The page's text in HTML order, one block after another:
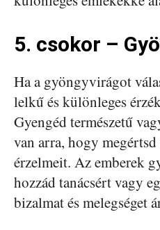
5. csokor –
Ha a gyöngyvirágot
lelkű és különleges
Gyengéd természetű
van arra, hogy
érzelmeit. Az emberek
hozzád tanácsért vagy
bizalmat és melegséget